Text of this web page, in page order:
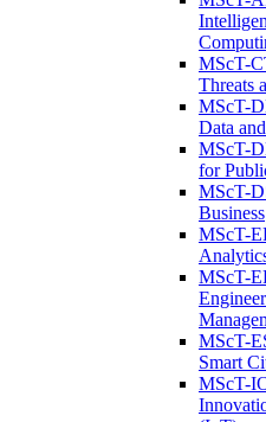
MScT-
Threats
MScT-
Data
MScT-
for
MScT-
Business
MScT-
MScT-
MScT-
Smart
MScT-